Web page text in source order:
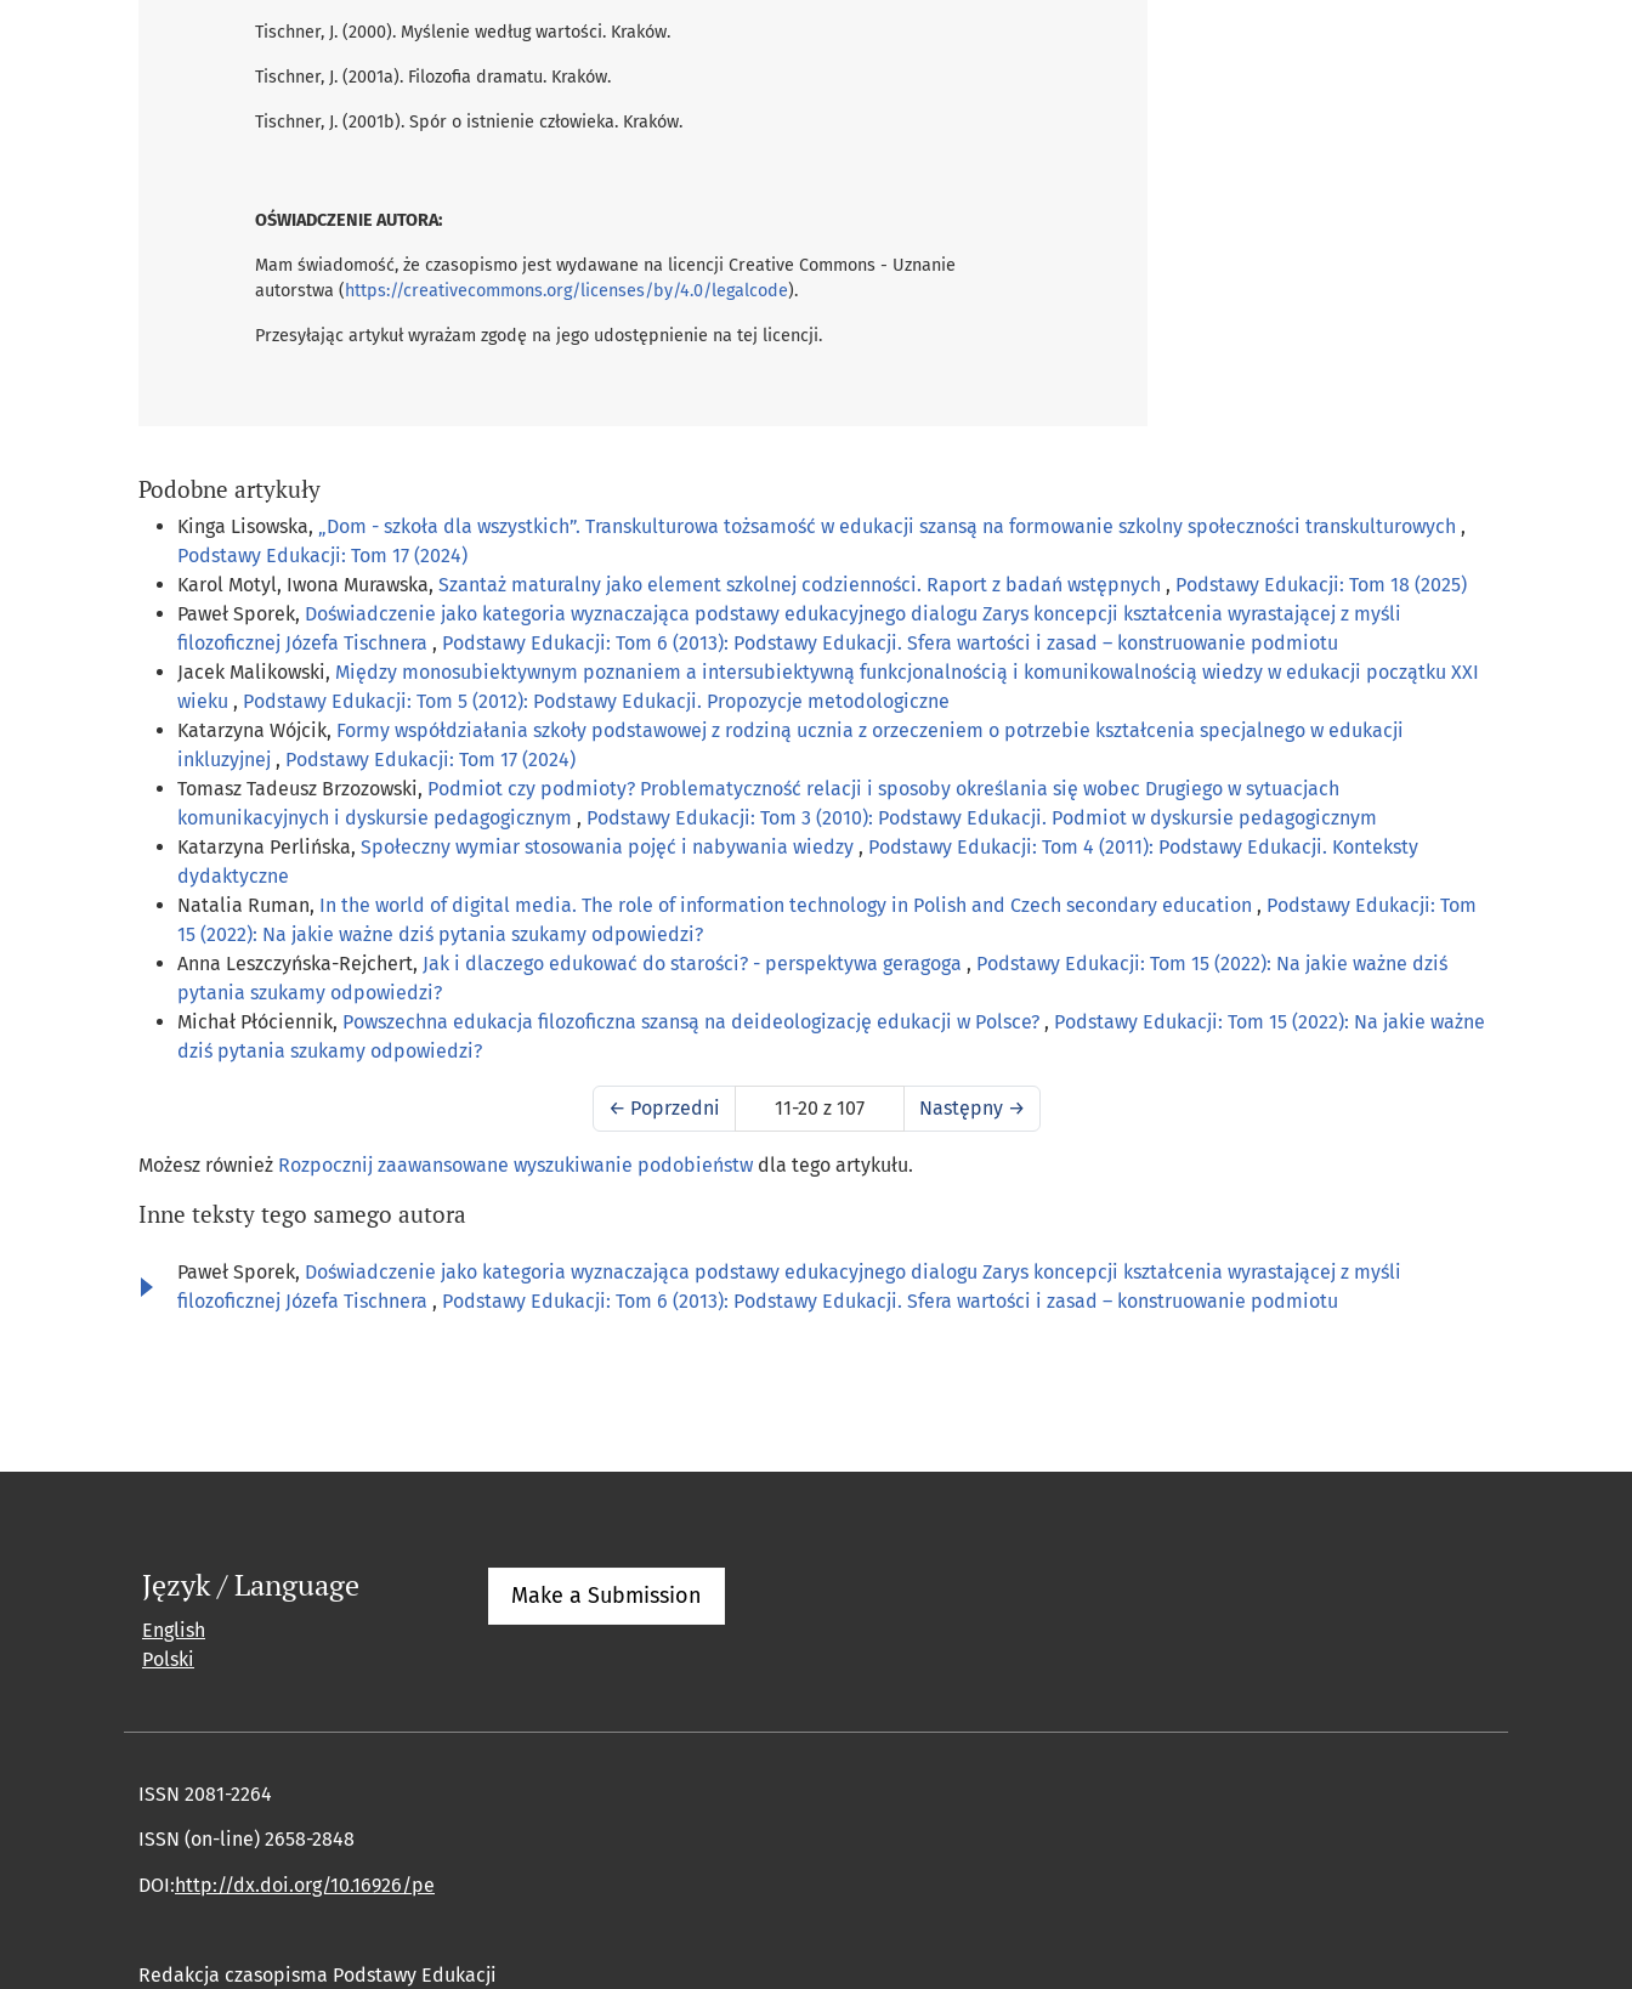
Tischner, J. (2000). Myślenie według wartości. Kraków.
Tischner, J. (2001a). Filozoﬁa dramatu. Kraków.
Tischner, J. (2001b). Spór o istnienie człowieka. Kraków.
OŚWIADCZENIE AUTORA:
Mam świadomość, że czasopismo jest wydawane na licencji Creative Commons - Uznanie
autorstwa (https://creativecommons.org/licenses/by/4.0/legalcode).
Przesyłając artykuł wyrażam zgodę na jego udostępnienie na tej licencji.
Podobne artykuły
Kinga Lisowska, „Dom - szkoła dla wszystkich”. Transkulturowa tożsamość w edukacji szansą na formowanie szkolny społeczności transkulturowych ,
Podstawy Edukacji: Tom 17 (2024)
Karol Motyl, Iwona Murawska, Szantaż maturalny jako element szkolnej codzienności. Raport z badań wstępnych , Podstawy Edukacji: Tom 18 (2025)
Paweł Sporek, Doświadczenie jako kategoria wyznaczająca podstawy edukacyjnego dialogu Zarys koncepcji kształcenia wyrastającej z myśli
filozoficznej Józefa Tischnera , Podstawy Edukacji: Tom 6 (2013): Podstawy Edukacji. Sfera wartości i zasad – konstruowanie podmiotu
Jacek Malikowski, Między monosubiektywnym poznaniem a intersubiektywną funkcjonalnością i komunikowalnością wiedzy w edukacji początku XXI
wieku , Podstawy Edukacji: Tom 5 (2012): Podstawy Edukacji. Propozycje metodologiczne
Katarzyna Wójcik, Formy współdziałania szkoły podstawowej z rodziną ucznia z orzeczeniem o potrzebie kształcenia specjalnego w edukacji
inkluzyjnej , Podstawy Edukacji: Tom 17 (2024)
Tomasz Tadeusz Brzozowski, Podmiot czy podmioty? Problematyczność relacji i sposoby określania się wobec Drugiego w sytuacjach
komunikacyjnych i dyskursie pedagogicznym , Podstawy Edukacji: Tom 3 (2010): Podstawy Edukacji. Podmiot w dyskursie pedagogicznym
Katarzyna Perlińska, Społeczny wymiar stosowania pojęć i nabywania wiedzy , Podstawy Edukacji: Tom 4 (2011): Podstawy Edukacji. Konteksty
dydaktyczne
Natalia Ruman, In the world of digital media. The role of information technology in Polish and Czech secondary education , Podstawy Edukacji: Tom
15 (2022): Na jakie ważne dziś pytania szukamy odpowiedzi?
Anna Leszczyńska-Rejchert, Jak i dlaczego edukować do starości? - perspektywa geragoga , Podstawy Edukacji: Tom 15 (2022): Na jakie ważne dziś
pytania szukamy odpowiedzi?
Michał Płóciennik, Powszechna edukacja filozoficzna szansą na deideologizację edukacji w Polsce? , Podstawy Edukacji: Tom 15 (2022): Na jakie ważne
dziś pytania szukamy odpowiedzi?
← Poprzedni 11-20 z 107 Następny →
Możesz również Rozpocznij zaawansowane wyszukiwanie podobieństw dla tego artykułu.
Inne teksty tego samego autora
Paweł Sporek, Doświadczenie jako kategoria wyznaczająca podstawy edukacyjnego dialogu Zarys koncepcji kształcenia wyrastającej z myśli
filozoficznej Józefa Tischnera , Podstawy Edukacji: Tom 6 (2013): Podstawy Edukacji. Sfera wartości i zasad – konstruowanie podmiotu
Język / Language
English
Polski
Make a Submission
ISSN 2081-2264
ISSN (on-line) 2658-2848
DOI:http://dx.doi.org/10.16926/pe
Redakcja czasopisma Podstawy Edukacji